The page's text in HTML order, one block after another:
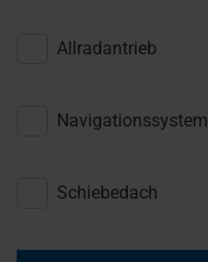
Allradantrieb
Navigationssystem
Schiebedach